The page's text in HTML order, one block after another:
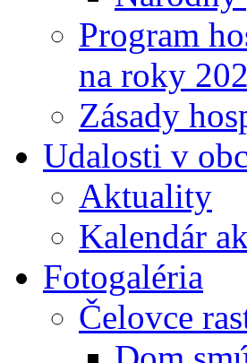
Program
na roky
Zásady
Udalosti v
Aktuality
Kalendár
Fotogaléria
Čelovce